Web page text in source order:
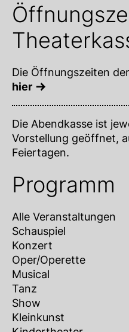
Die Öffnungszeiten
hier
Die Abendkasse ist
Vorstellung geöffnet,
Feiertagen.
Programm
Alle Veranstaltungen
Schauspiel
Konzert
Oper/Operette
Musical
Tanz
Show
Kleinkunst